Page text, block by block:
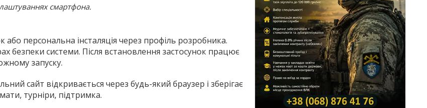
смартфона.
персональна інсталяція через профіль розробника.
безпеки системи. Після встановлення застосунок працює
запуску.
сайт відкривається через будь-який браузер і зберігає
турніри, підтримка.